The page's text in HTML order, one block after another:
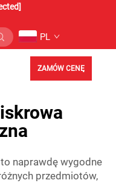
PL
ZAMÓW CENĘ
naprawdę wygodne
przedmiotów,